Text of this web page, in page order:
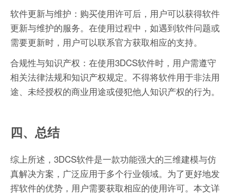
软件更新与维护：购买使用许可后，用户可以获得软件
更新与维护的服务。在使用过程中，如遇到软件问题或
需要更新时，用户可以联系官方获取相应的支持。
合规性与知识产权：在使用3DCS软件时，用户需遵守
相关法律法规和知识产权规定。不得将软件用于非法用
途、未经授权的商业用途或侵犯他人知识产权的行为。
四、总结
综上所述，3DCS软件是一款功能强大的三维建模与仿
真解决方案，广泛应用于多个行业领域。为了更好地发
挥软件的优势，用户需要获取相应的使用许可。本文详